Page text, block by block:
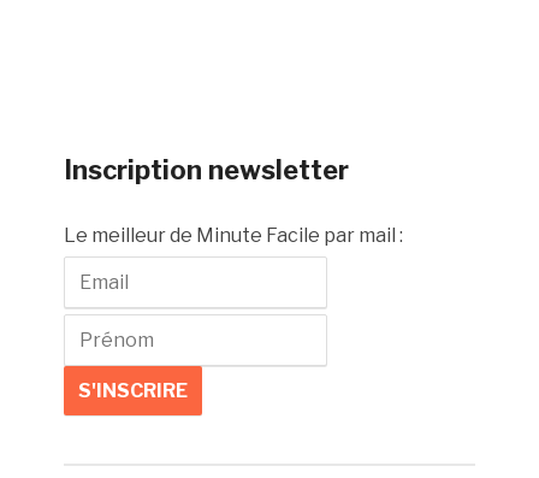
Inscription newsletter
Le meilleur de Minute Facile par mail :